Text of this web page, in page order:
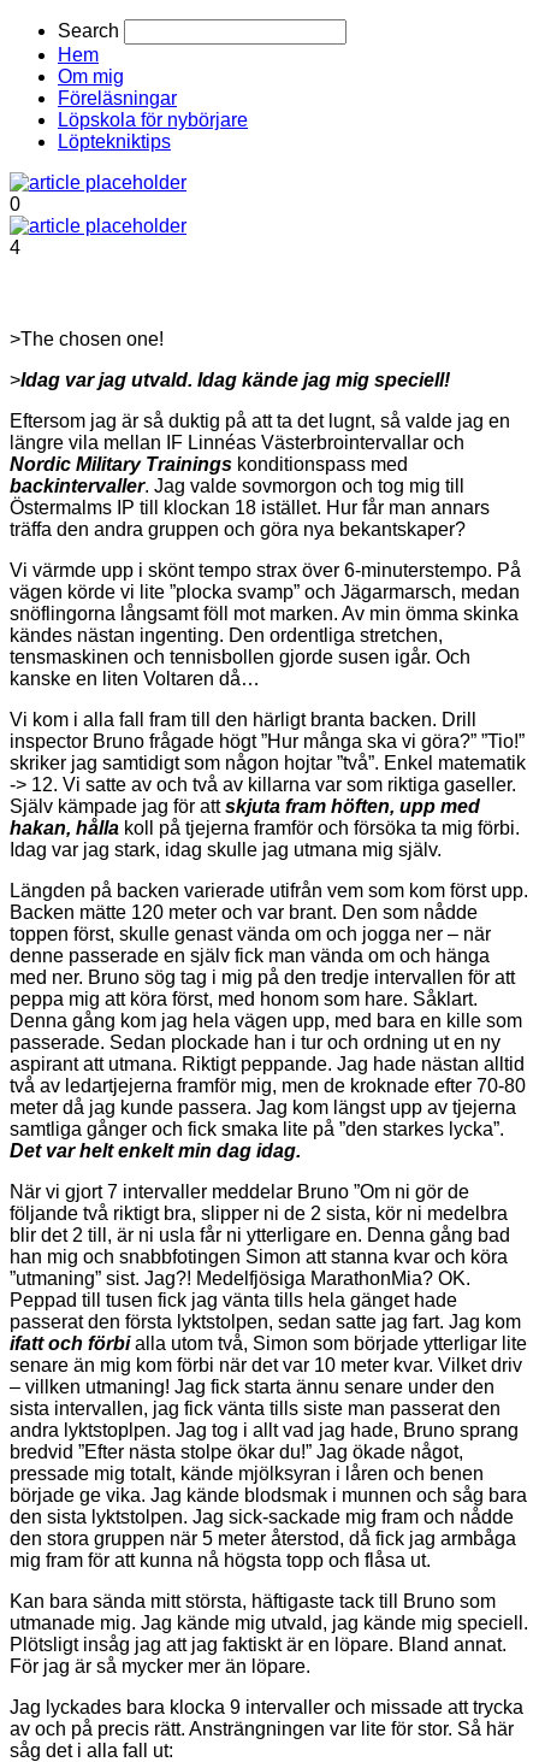
Search
Hem
Om mig
Föreläsningar
Löpskola för nybörjare
Löptekniktips
0
4
>The chosen one!
>Idag var jag utvald. Idag kände jag mig speciell!
Eftersom jag är så duktig på att ta det lugnt, så valde jag en
längre vila mellan IF Linnéas Västerbrointervallar och
Nordic Military Trainings konditionspass med
backintervaller. Jag valde sovmorgon och tog mig till
Östermalms IP till klockan 18 istället. Hur får man annars
träffa den andra gruppen och göra nya bekantskaper?
Vi värmde upp i skönt tempo strax över 6-minuterstempo. På
vägen körde vi lite ”plocka svamp” och Jägarmarsch, medan
snöflingorna långsamt föll mot marken. Av min ömma skinka
kändes nästan ingenting. Den ordentliga stretchen,
tensmaskinen och tennisbollen gjorde susen igår. Och
kanske en liten Voltaren då…
Vi kom i alla fall fram till den härligt branta backen. Drill
inspector Bruno frågade högt ”Hur många ska vi göra?” ”Tio!”
skriker jag samtidigt som någon hojtar ”två”. Enkel matematik
-> 12. Vi satte av och två av killarna var som riktiga gaseller.
Själv kämpade jag för attskjuta fram höften, upp med
hakan, hålla koll på tjejerna framför och försöka ta mig förbi.
Idag var jag stark, idag skulle jag utmana mig själv.
Längden på backen varierade utifrån vem som kom först upp.
Backen mätte 120 meter och var brant. Den som nådde
toppen först, skulle genast vända om och jogga ner – när
denne passerade en själv fick man vända om och hänga
med ner. Bruno sög tag i mig på den tredje intervallen för att
peppa mig att köra först, med honom som hare. Såklart.
Denna gång kom jag hela vägen upp, med bara en kille som
passerade. Sedan plockade han i tur och ordning ut en ny
aspirant att utmana. Riktigt peppande. Jag hade nästan alltid
två av ledartjejerna framför mig, men de kroknade efter 70-80
meter då jag kunde passera. Jag kom längst upp av tjejerna
samtliga gånger och fick smaka lite på ”den starkes lycka”.
Det var helt enkelt min dag idag.
När vi gjort 7 intervaller meddelar Bruno ”Om ni gör de
följande två riktigt bra, slipper ni de 2 sista, kör ni medelbra
blir det 2 till, är ni usla får ni ytterligare en. Denna gång bad
han mig och snabbfotingen Simon att stanna kvar och köra
”utmaning” sist. Jag?! Medelfjösiga MarathonMia? OK.
Peppad till tusen fick jag vänta tills hela gänget hade
passerat den första lyktstolpen, sedan satte jag fart. Jag kom
ifatt och förbialla utom två, Simon som började ytterligar lite
senare än mig kom förbi när det var 10 meter kvar. Vilket driv
– villken utmaning! Jag fick starta ännu senare under den
sista intervallen, jag fick vänta tills siste man passerat den
andra lyktstoplpen. Jag tog i allt vad jag hade, Bruno sprang
bredvid ”Efter nästa stolpe ökar du!” Jag ökade något,
pressade mig totalt, kände mjölksyran i låren och benen
började ge vika. Jag kände blodsmak i munnen och såg bara
den sista lyktstolpen. Jag sick-sackade mig fram och nådde
den stora gruppen när 5 meter återstod, då fick jag armbåga
mig fram för att kunna nå högsta topp och flåsa ut.
Kan bara sända mitt största, häftigaste tack till Bruno som
utmanade mig. Jag kände mig utvald, jag kände mig speciell.
Plötsligt insåg jag att jag faktiskt är en löpare. Bland annat.
För jag är så mycker mer än löpare.
Jag lyckades bara klocka 9 intervaller och missade att trycka
av och på precis rätt. Ansträngningen var lite för stor. Så här
såg det i alla fall ut: